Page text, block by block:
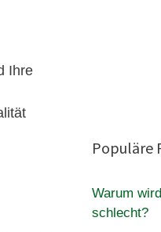
Ihre
Populäre
Warum
schlecht?